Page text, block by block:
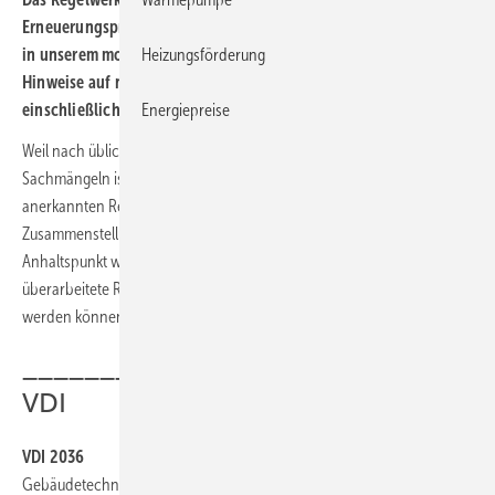
Erneuerungsprozess. Damit Sie die Übersicht behalten, haben wir
in unserem monatlichen Infodienst des TGAnewsletters 29
Hinweise auf neue bzw. aktualisierte Publikationen bis
einschließlich Juli 2022 berücksichtigt.
Weil nach üblichen VOB/B-Verträgen eine Leistung nur frei von
Sachmängeln ist, wenn sie zum Zeitpunkt der Abnahme den
anerkannten Regeln der Technik entspricht, weisen wir bei unserer
Zusammenstellung auch auf Entwürfe hin. Sie geben einen
Anhaltspunkt wo Überarbeitungsbedarf besteht, bzw. wo neue oder
überarbeitete Regeln demnächst zu anerkannten Regeln der Technik
werden können.
VDI
VDI 2036
Gebäudetechnische Anlagen mit Fernwärme, Juli 2022
Heizungsförderung
Energiepreise